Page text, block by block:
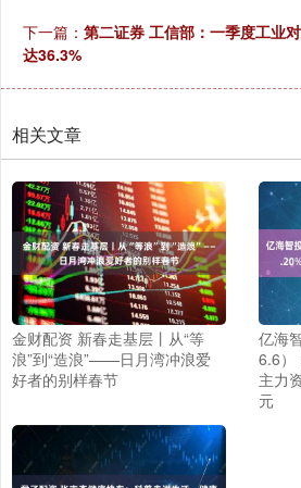
下一篇： 第二证券 工信部：一季度工业
达36.3%
相关文章
金财配资 新春走基层丨从“等
浪”到“造浪”——日月湾冲浪爱
好者的别样春节
亿海
6.6）
主力
元